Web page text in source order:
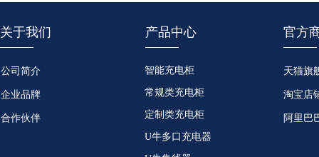
关于我们
公司简介
企业品牌
合作伙伴
产品中心
智能充电柜
常规类充电柜
定制类充电柜
U牛多口充电器
官方
天猫旗
淘宝店
阿里巴